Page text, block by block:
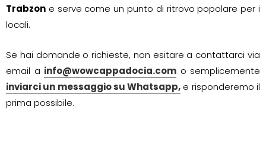
Trabzon e serve come un punto di ritrovo popolare per i
locali.
Se hai domande o richieste, non esitare a contattarci via
email a info@wowcappadocia.com o semplicemente
inviarci un messaggio su Whatsapp, e risponderemo il
prima possibile.